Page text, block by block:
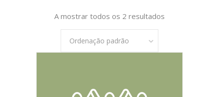
A mostrar todos os 2 resultados
Ordenação padrão